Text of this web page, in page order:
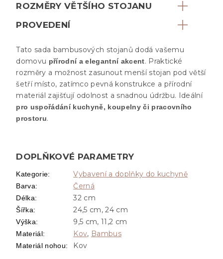
ROZMĚRY VĚTŠÍHO STOJANU
PROVEDENÍ
Tato sada bambusových stojanů dodá vašemu
domovu přírodní a elegantní akcent. Praktické
rozměry a možnost zasunout menší stojan pod větší
šetří místo, zatímco pevná konstrukce a přírodní
materiál zajišťují odolnost a snadnou údržbu. Ideální
pro uspořádání kuchyně, koupelny či pracovního
prostoru.
DOPLŇKOVÉ PARAMETRY
Kategorie: Vybavení a doplňky do kuchyně
Barva: Černá
Délka: 32 cm
Šířka: 24,5 cm, 24 cm
Výška: 9,5 cm, 11,2 cm
Materiál: Kov, Bambus
Materiál nohou: Kov